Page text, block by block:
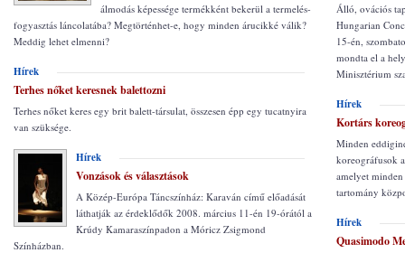
álmodás képessége termékként bekerül a termelés-
fogyasztás láncolatába? Megtörténhet-e, hogy minden árucikké válik?
Meddig lehet elmenni?
Hírek
Terhes nőket keresnek balettozni
Terhes nőket keres egy brit balett-társulat, összesen épp egy tucatnyira
van szüksége.
Hírek
Vonzások és választások
A Közép-Európa Táncszínház: Karaván című előadását
láthatják az érdeklődők 2008. március 11-én 19-órától a
Krúdy Kamaraszínpadon a Móricz Zsigmond
Színházban.
Álló, ovációs
Hungarian
15-én,
mondta el a
Minisztérium
Hírek
Kortárs
Minden
koreográfusok
amelyet
tartomány
Hírek
Quasimodo